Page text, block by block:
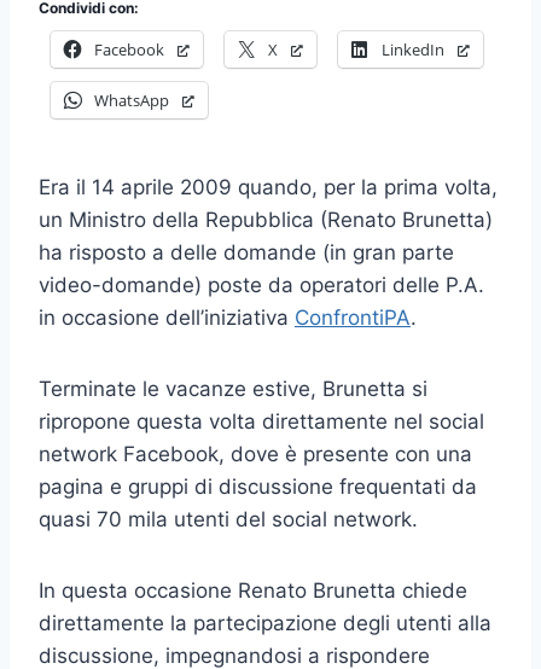
Condividi con:
Facebook X LinkedIn
WhatsApp
Era il 14 aprile 2009 quando, per la prima volta,
un Ministro della Repubblica (Renato Brunetta)
ha risposto a delle domande (in gran parte
video-domande) poste da operatori delle P.A.
in occasione dell’iniziativa ConfrontiPA.
Terminate le vacanze estive, Brunetta si
ripropone questa volta direttamente nel social
network Facebook, dove è presente con una
pagina e gruppi di discussione frequentati da
quasi 70 mila utenti del social network.
In questa occasione Renato Brunetta chiede
direttamente la partecipazione degli utenti alla
discussione, impegnandosi a rispondere